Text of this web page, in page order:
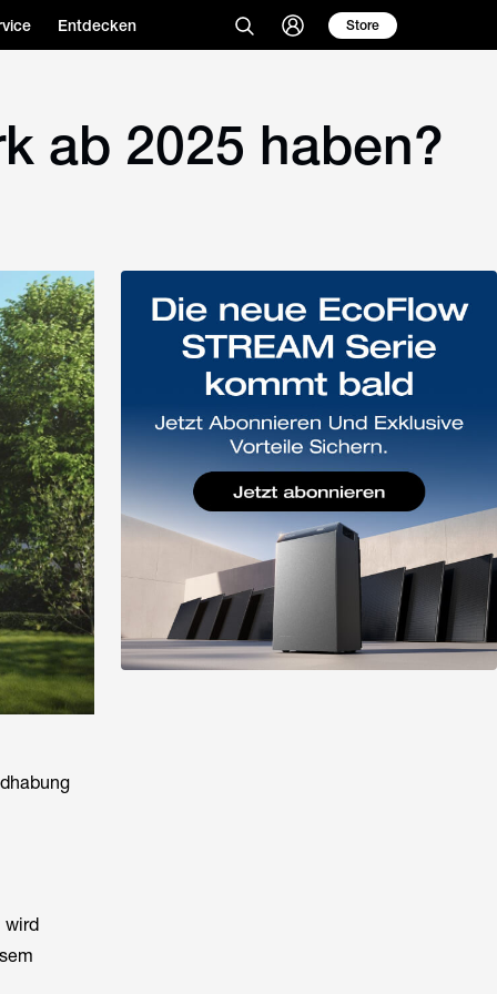
Entdecken Store
ab 2025 haben?
wird